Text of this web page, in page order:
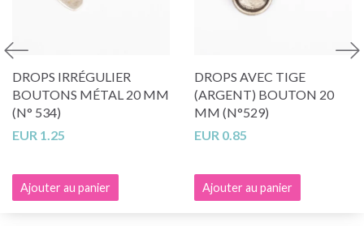
DROPS IRRÉGULIER
BOUTONS MÉTAL 20 MM
(N° 534)
EUR 1.25
Ajouter au panier
DROPS AVEC TIGE
(ARGENT) BOUTON 20
MM (N°529)
EUR 0.85
Ajouter au panier